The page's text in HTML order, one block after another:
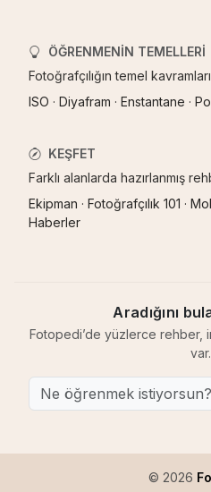
ÖĞRENMENIN TEMELLERI
Fotoğrafçılığın temel
ISO · Diyafram · Enstantane ·
KEŞFET
Farklı alanlarda hazırlanmış
Ekipman · Fotoğrafçılık 101 ·
Haberler
Aradığını
Fotopedi’de yüzlerce rehber,
var.
© 2026